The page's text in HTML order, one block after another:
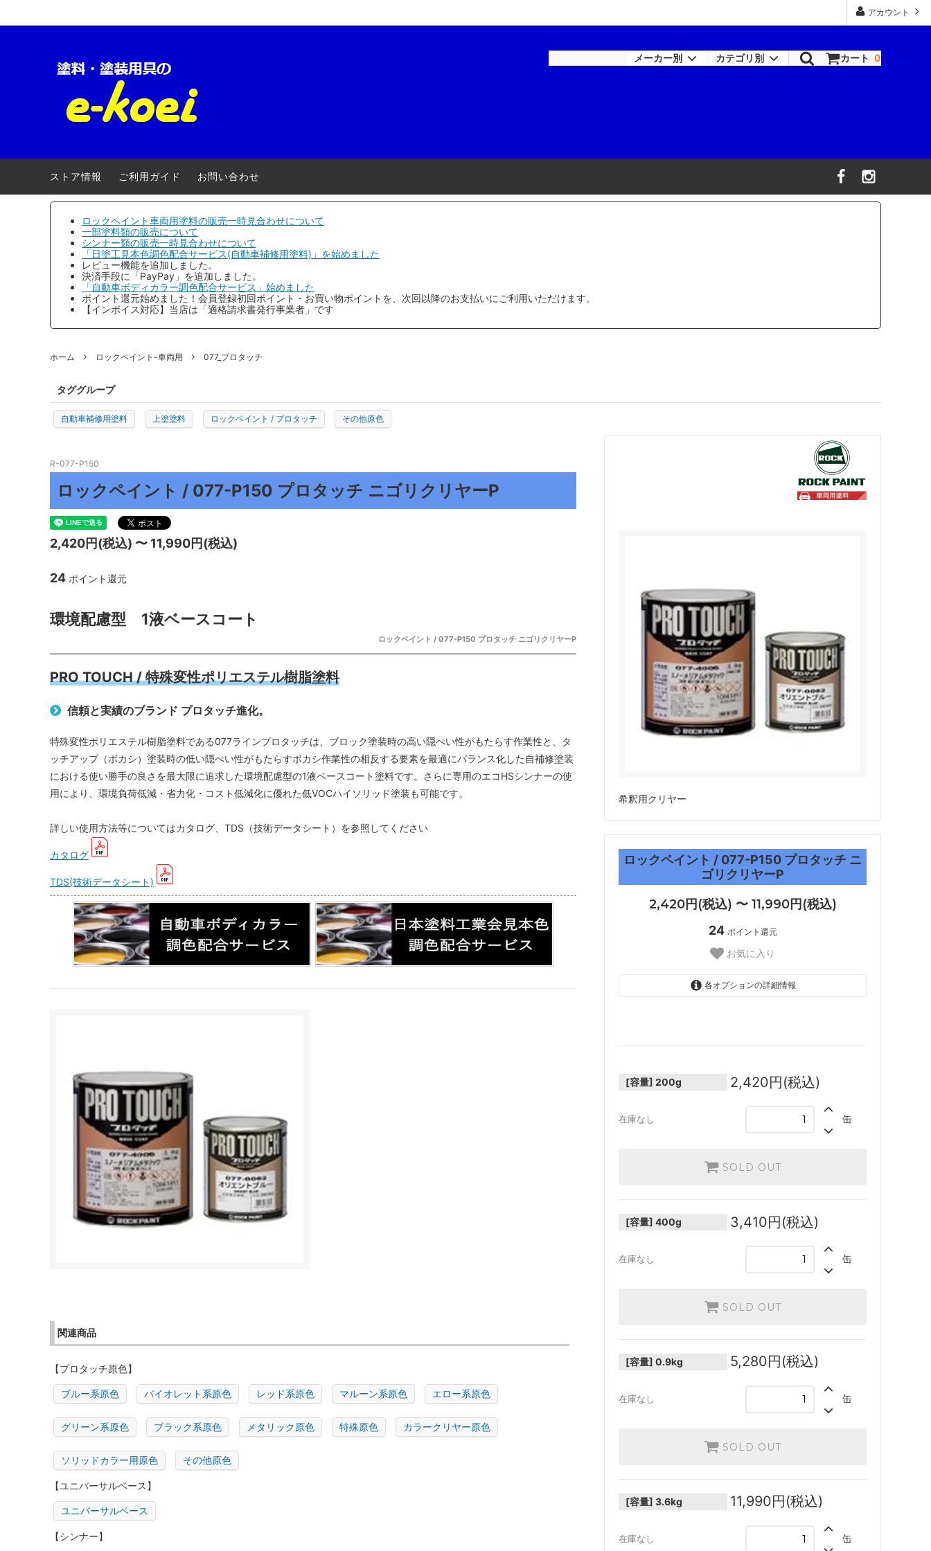
アカウント
カート 0
メーカー別
ロックペイント-車両用
三井化学産資 大阪ガスケミカル 和信化学工業 ワトコ
ファレクラ ゆたか磨材
メグロ化学工業
明治機械製作所
コンパクトツール 埼玉精機 KTC(京都機械工具)
プロトリオス マルテー大塚 ロック商事 カモ井加工紙
J TAPE
TEROSON
KYOTO DETAIL ADENNA
カテゴリ別
【キャンペーン】
安全衛生用品
ストア情報
ご利用ガイド お問い合わせ
ロックペイント車両用塗料の販売一時見合わせについて
一部塗料類の販売について
シンナー類の販売一時見合わせについて
「日塗工見本色調色配合サービス(自動車補修用塗料)」を始めました
レビュー機能を追加しました。
決済手段に「PayPay」を追加しました。
「自動車ボディカラー調色配合サービス」始めました
ポイント還元始めました！会員登録初回ポイント・お買い物ポイントを、次回以降のお支払いにご利用いただけます。
【インボイス対応】当店は「適格請求書発行事業者」です
ホーム ロックペイント-車両用 077_プロタッチ
タググループ
自動車補修用塗料 上塗塗料 ロックペイント / プロタッチ その他原色
希釈用クリヤー
ロックペイント / 077-P150 プロタッチ ニ
ゴリクリヤーP
2,420円(税込) 〜 11,990円(税込)
24 ポイント還元
お気に入り
各オプションの詳細情報
SOLD OUT
SOLD OUT
[容量] 200g 2,420円(税込)
在庫なし 缶
SOLD OUT
[容量] 400g 3,410円(税込)
在庫なし 缶
SOLD OUT
[容量] 0.9kg 5,280円(税込)
在庫なし 缶
SOLD OUT
[容量] 3.6kg 11,990円(税込)
在庫なし 缶
R-077-P150
ロックペイント / 077-P150 プロタッチ ニゴリクリヤーP
2,420円(税込) 〜 11,990円(税込)
24 ポイント還元
環境配慮型 1液ベースコート
ロックペイント / 077-P150 プロタッチ ニゴリクリヤーP
PRO TOUCH / 特殊変性ポリエステル樹脂塗料
信頼と実績のブランド プロタッチ進化。
特殊変性ポリエステル樹脂塗料である077ラインプロタッチは、ブロック塗装時の高い隠ぺい性がもたらす作業性と、タ
ッチアップ（ボカシ）塗装時の低い隠ぺい性がもたらすボカシ作業性の相反する要素を最適にバランス化した自補修塗装
における使い勝手の良さを最大限に追求した環境配慮型の1液ベースコート塗料です。さらに専用のエコHSシンナーの使
用により、環境負荷低減・省力化・コスト低減化に優れた低VOCハイソリッド塗装も可能です。
詳しい使用方法等についてはカタログ、TDS（技術データシート）を参照してください
カタログ
TDS(技術データシート)
関連商品
【プロタッチ原色】
ブルー系原色 バイオレット系原色 レッド系原色 マルーン系原色 エロー系原色
グリーン系原色 ブラック系原色 メタリック原色 特殊原色 カラークリヤー原色
ソリッドカラー用原色 その他原色
【ユニバーサルベース】
ユニバーサルベース
【シンナー】